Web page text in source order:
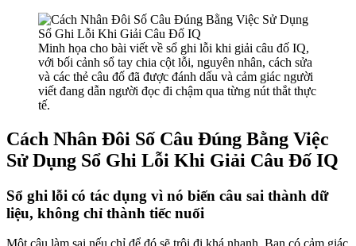
Minh họa cho bài viết về sổ ghi lỗi khi giải câu đố IQ,
với bối cảnh sổ tay chia cột lỗi, nguyên nhân, cách sửa
và các thẻ câu đố đã được đánh dấu và cảm giác người
viết đang dẫn người đọc đi chậm qua từng nút thắt thực
tế.
Cách Nhân Đôi Số Câu Đúng Bằng Việc
Sử Dụng Sổ Ghi Lỗi Khi Giải Câu Đố IQ
Sổ ghi lỗi có tác dụng vì nó biến câu sai thành dữ
liệu, không chỉ thành tiếc nuối